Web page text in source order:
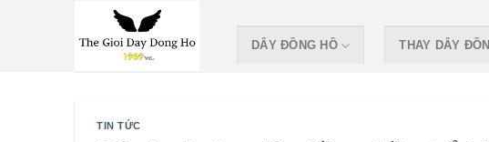
DÂY ĐỒNG HỒ THAY DÂY
TIN TỨC